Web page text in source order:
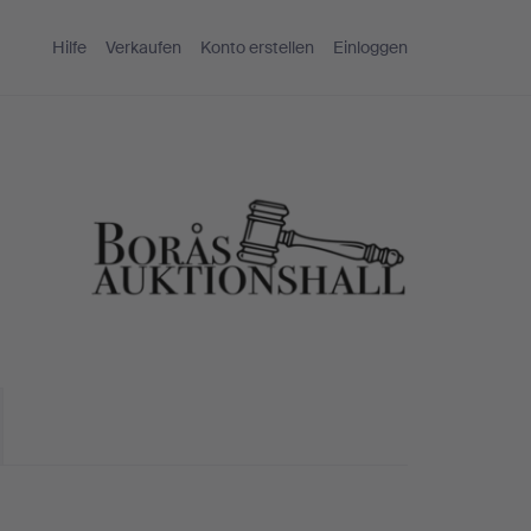
Hilfe Verkaufen Konto erstellen Einloggen